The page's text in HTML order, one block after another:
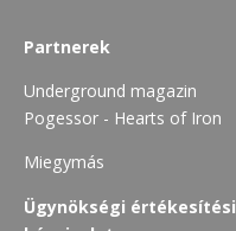
Partnerek
Underground magazin
Pogessor - Hearts of Iron
Miegymás
Ügynökségi értékesítési